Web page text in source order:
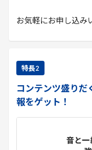
お気軽にお申し込み
特長2
コンテンツ盛りだ
報をゲット！